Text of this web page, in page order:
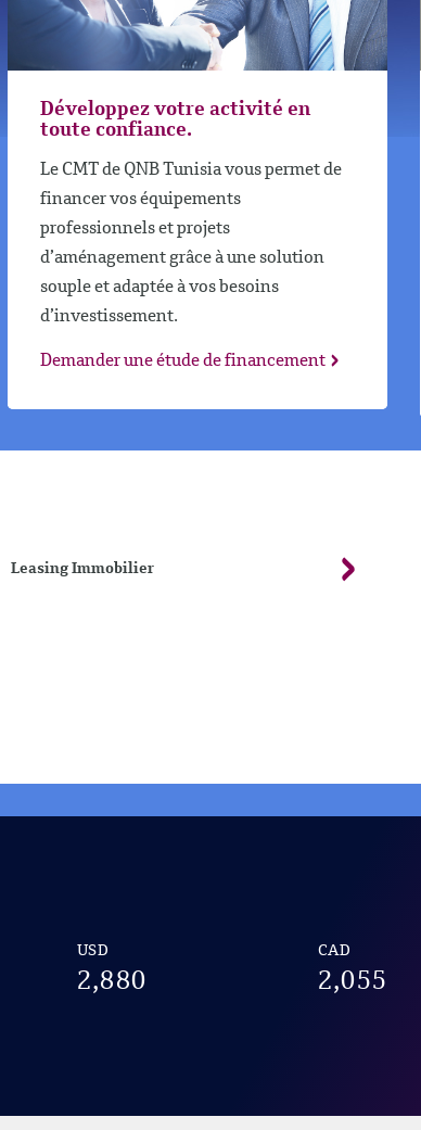
Développez votre activité en
toute confiance.
Le CMT de QNB Tunisia vous permet de
financer vos équipements
professionnels et projets
d’aménagement grâce à une solution
souple et adaptée à vos besoins
d’investissement.
Demander une étude de financement
Leasing Immobilier
USD
2,880
CAD
2,055